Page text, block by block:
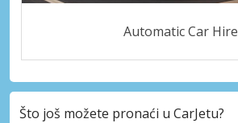
Automatic Car Hire
Što još možete pronaći u CarJetu?